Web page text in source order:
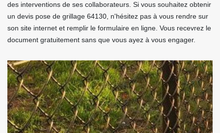
des interventions de ses collaborateurs. Si vous souhaitez obtenir
un devis pose de grillage 64130, n'hésitez pas à vous rendre sur
son site internet et remplir le formulaire en ligne. Vous recevrez le
document gratuitement sans que vous ayez à vous engager.